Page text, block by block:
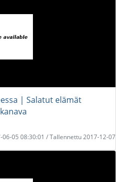
| Salatut elämät
06-05 08:30:01 / Tallennettu 2017-12-07